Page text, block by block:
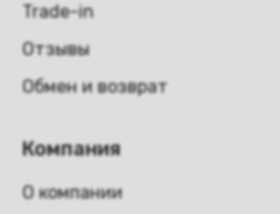
Trade-in
Отзывы
Обмен и возврат
Компания
О компании